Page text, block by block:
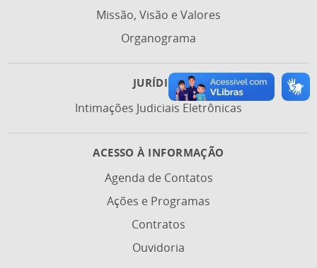
Missão, Visão e Valores
Organograma
JURÍDICO
Intimações Judiciais Eletrônicas
ACESSO À INFORMAÇÃO
Agenda de Contatos
Ações e Programas
Contratos
Ouvidoria